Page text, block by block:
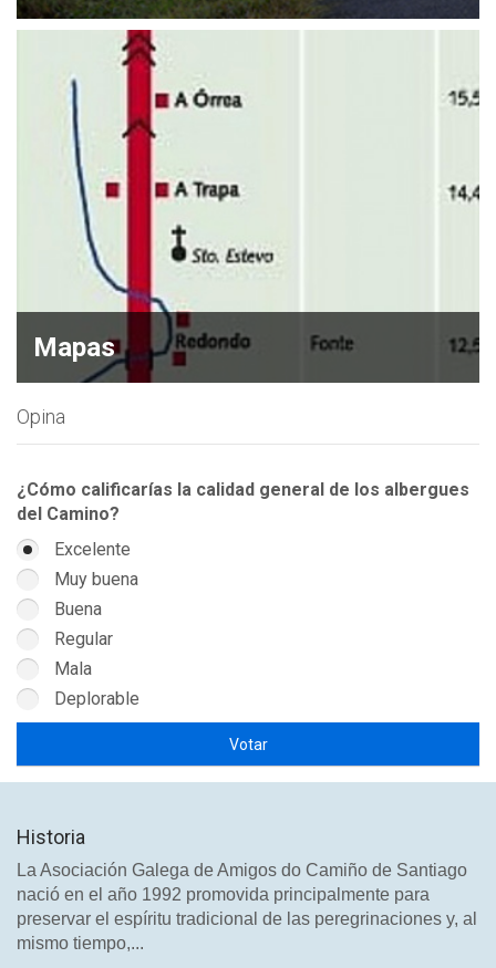
Mapas
Opina
¿Cómo calificarías la calidad general de los albergues
del Camino?
Excelente
Muy buena
Buena
Regular
Mala
Deplorable
Historia
La Asociación Galega de Amigos do Camiño de Santiago
nació en el año 1992 promovida principalmente para
preservar el espíritu tradicional de las peregrinaciones y, al
mismo tiempo,...